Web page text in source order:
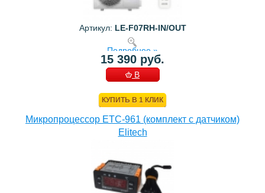
Артикул: LE-F07RH-IN/OUT
Подробнее »
15 390 руб.
В
КУПИТЬ В 1 КЛИК
Микропроцессор ETC-961 (комплект c датчиком)
Elitech